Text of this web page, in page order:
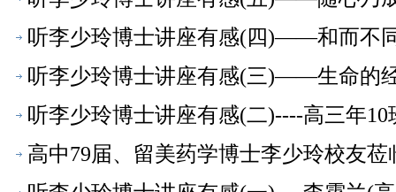
听李少玲博士讲座有感(四)――和而不
听李少玲博士讲座有感(三)――生命的
听李少玲博士讲座有感(二)----高三年
高中79届、留美药学博士李少玲校友